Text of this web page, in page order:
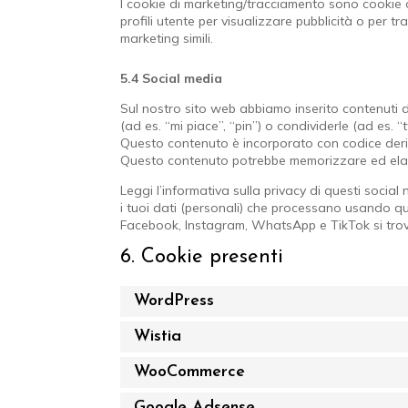
I cookie di marketing/tracciamento sono
profili utente per visualizzare pubblicità o per
marketing simili.
5.4 Social media
Sul nostro sito web abbiamo inserito contenuti
(ad es. “mi piace”, “pin”) o condividerle (ad
Questo contenuto è incorporato con codice
Questo contenuto potrebbe memorizzare ed
Leggi l’informativa sulla privacy di questi
i tuoi dati (personali) che processano usando
Facebook, Instagram, WhatsApp e TikTok si
6. Cookie presenti
WordPress
Wistia
WooCommerce